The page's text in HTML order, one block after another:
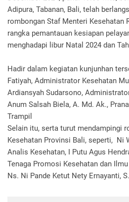
Adipura, Tabanan, Bali, telah
rombongan Staf Menteri Kesehatan
rangka pemantauan kesiapan
menghadapi libur Natal 2024 dan
Hadir dalam kegiatan kunjunhan
Fatiyah, Administrator Kesehatan
Ardiansyah Sudarsono,
Anum Salsah Biela, A. Md. Ak.,
Trampil
Selain itu, serta turut mendampingi
Kesehatan Provinsi Bali, seperti, Ni
Analis Kesehatan, I Putu Agus
Tenaga Promosi Kesehatan dan
Ns. Ni Pande Ketut Nety Ernayanti,